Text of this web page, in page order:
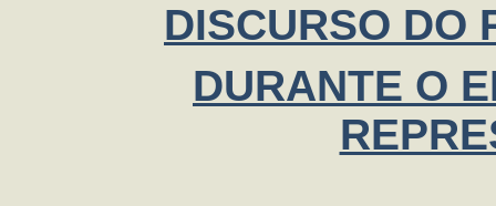
DISCURSO DO
DURANTE O